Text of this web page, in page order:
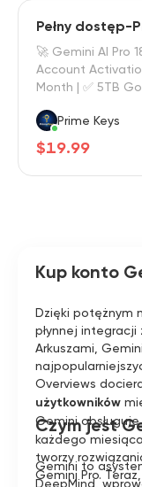
Pełny dostęp-
🚀 Gemini AI Pro
Account
Month | ✅ 5TB
Prime Keys
$19.99
Kup konto
Dzięki potężnym
płynnej
Arkuszami,
Overviews
użytkowników
Gemini obsługuje
każdego
tworzy
Gemini Pro.
Czym jest
Gemini to
DeepMind,